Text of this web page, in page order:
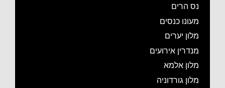
נס הרים
מעונו כנסים
מלון יערים
מנדרין אירועים
מלון אלמא
מלון גורדוניה